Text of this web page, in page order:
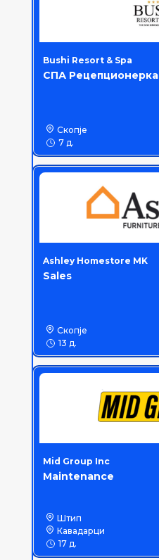
Bushi Resort & Spa
СПА Рецепционерка
Скопје
7 д.
Ashley Homestore MK
Sales
Скопје
13 д.
Mid Group Inc
Maintenance
Штип
Кавадарци
17 д.